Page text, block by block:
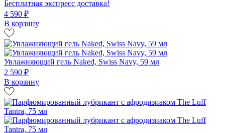
Бесплатная экспресс доставка!
4 590 ₽
В корзину
Увлажняющий гель Naked, Swiss Navy, 59 мл
2 590 ₽
В корзину